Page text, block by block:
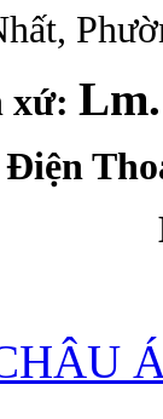
xứ:
Điện